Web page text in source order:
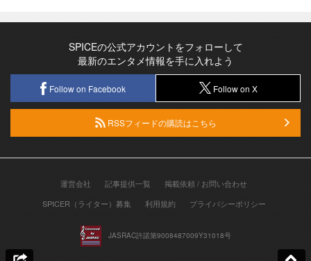
SPICEの公式アカウントをフォローして
最新のエンタメ情報を手に入れよう
Follow on Facebook Follow on X
RSSフィードの購読はこちら
運営会社 記事提供一覧
掲載依頼 / お問い合わせ
SPICER（ライター）募集
利用規約 プライバシーポリシー
JASRAC許諾第9008487009Y31018号